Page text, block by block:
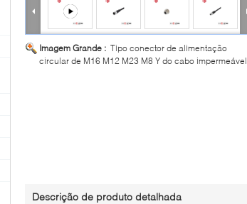
Imagem Grande : Tipo conector de alimentação
circular de M16 M12 M23 M8 Y do cabo impermeável
Descrição de produto detalhada